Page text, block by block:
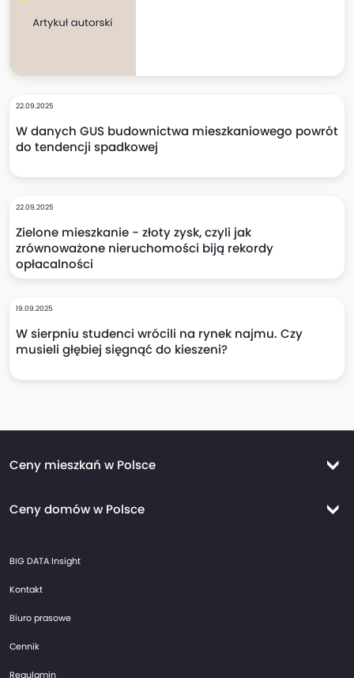
22.09.2025
W danych GUS budownictwa mieszkaniowego powrót
do tendencji spadkowej
22.09.2025
Zielone mieszkanie - złoty zysk, czyli jak
zrównoważone nieruchomości biją rekordy
opłacalności
19.09.2025
W sierpniu studenci wrócili na rynek najmu. Czy
musieli głębiej sięgnąć do kieszeni?
Ceny mieszkań w Polsce
Ceny mieszkań Kraków
Ceny domów w Polsce
Ceny domów Kraków
Ceny domów Wrocław
Ceny domów Trójmiasto
Ceny domów Gdańsk
BIG DATA Insight
Kontakt
Biuro prasowe
Cennik
Regulamin